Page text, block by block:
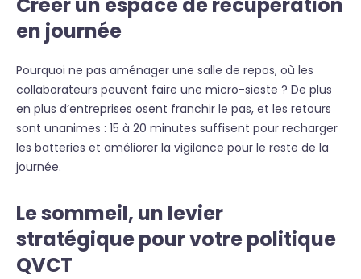
en journée
Pourquoi ne pas aménager une salle de repos, où les
collaborateurs peuvent faire une micro-sieste ? De plus
en plus d’entreprises osent franchir le pas, et les retours
sont unanimes : 15 à 20 minutes suffisent pour recharger
les batteries et améliorer la vigilance pour le reste de la
journée.
Le sommeil, un levier
stratégique pour votre politique
QVCT